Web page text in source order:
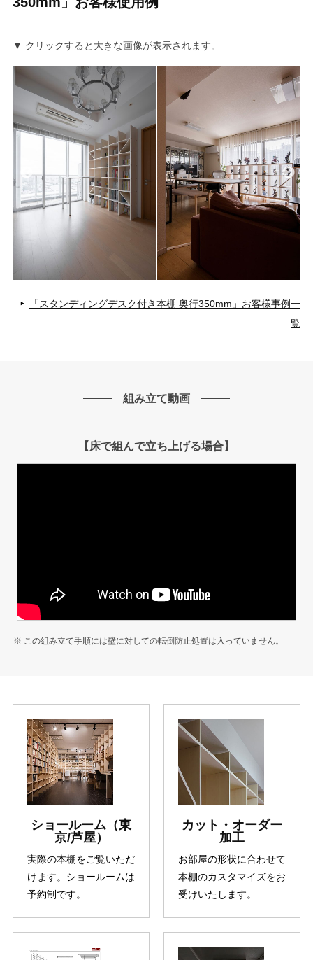
▼ クリックすると大きな画像が表示されます。
「スタンディングデスク付き本棚 奥行350mm」お客様事例一
覧
組み立て動画
【床で組んで立ち上げる場合】
※ この組み立て手順には壁に対しての転倒防止処置は入っていません。
ショールーム（東
京/芦屋）
実際の本棚をご覧いただ
けます。ショールームは
予約制です。
カット・オーダー
加工
お部屋の形状に合わせて
本棚のカスタマイズをお
受けいたします。